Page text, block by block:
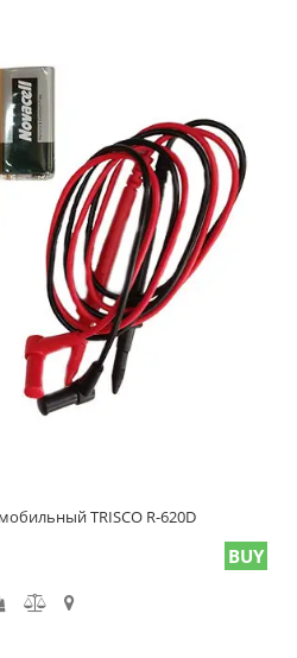
TRISCO R-620D
BUY